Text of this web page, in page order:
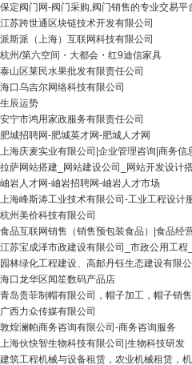
保定阀门网-阀门采购,阀门销售的专业交易平
江苏跨世通区块链技术开发有限公司
派斯派（上海）互联网科技有限公司
杭州/第六空间・大都会・红9迪信家具
泰山区莱民水果批发有限责任公司
海口乌吉尔网络科技有限公司
生辰运势
安宁市鸿用家政服务有限责任公司
肥城招聘网-肥城英才网-肥城人才网
上海庆麦实业有限公司|企业管理咨询|商务信
拉萨网站搭建_网站建设公司_网站开发设计
岫岩人才网-岫岩招聘网-岫岩人才市场
上海峰斯涛工业技术有限公司-工业工程设计
杭州美价科技有限公司
食品互联网销售（销售预包装食品）|食品经
江苏宝成泽市政建设有限公司_市政公用工程
园林绿化工程建设、高邮丹钰生态建设有限公
海口龙华区闻笙数码产品店
青岛贵菲制帽有限公司，帽子加工，帽子销售
广西力众传媒有限公司
敦煌澜帕商务咨询有限公司-商务咨询服务
上海伙快智生物科技有限公司|生物科技研发
建筑工程机械与设备租赁，农业机械租赁，